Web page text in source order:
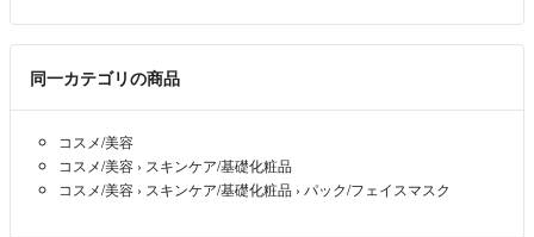
無言でのやりとり、理由がわからない
普通評価、悪い評価に関しては
申し訳ございませんが、ブロックさせていただきます。
（再購入時に、評価がまた下がる可能性がある為です）
別のサイトで、同業者から嫌がらせを受けています。
こちらのサイトにもいらっしゃります。
同一カテゴリの商品
コスメ/美容
コスメ/美容 › スキンケア/基礎化粧品
コスメ/美容 › スキンケア/基礎化粧品 › パック/フェイスマスク